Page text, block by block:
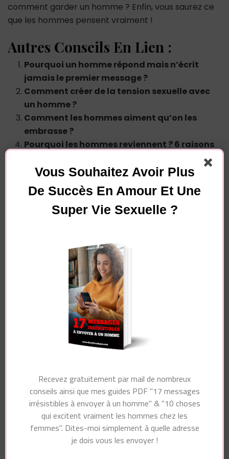
comment garder un homme ? Enfin, vous saurez ce
que les hommes pensent vraiment !
Autres Conseils En Lien :
Pourquoi un homme répond mais n’écrit
jamais le premier message ?
Comment créer de la tension sexuelle avec
un homme ?
Comment les hommes aiment qu’on les
embrasse ?
Pourquoi les hommes reviennent ? 6 raisons
Vous souhaitez avoir plus de
succès en amour et une
Pour recevoir gratuitement par mail de nombreux
conseils ainsi que mon guide PDF "10 choses
qui excitent vraiment les hommes chez les
femmes", dites-moi simplement à quelle adresse
je dois vous les envoyer !
Vous Souhaitez Avoir Plus
De Succès En Amour Et Une
Super Vie Sexuelle ?
Recevez gratuitement par mail de nombreux
conseils ainsi que mes guides PDF "17 messages
irrésistibles à envoyer à un homme" & "10 choses
qui excitent vraiment les hommes chez les
femmes". Dites-moi simplement à quelle adresse
je dois vous les envoyer !